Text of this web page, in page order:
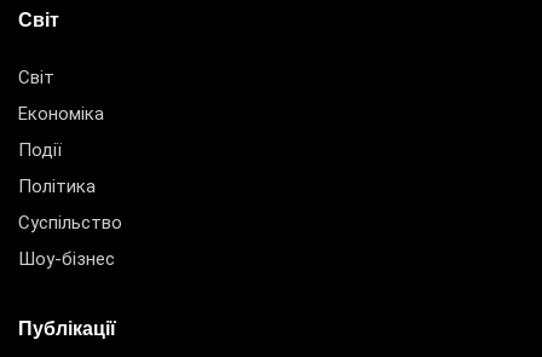
Світ
Світ
Економіка
Події
Політика
Суспільство
Шоу-бізнес
Публікації